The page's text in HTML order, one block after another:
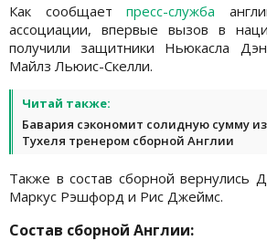
Как сообщает пресс-служба
ассоциации, впервые вызов в
получили защитники Ньюкасла
Майлз Льюис-Скелли.
Читай также:
Бавария сэкономит солидную сумму
Тухеля тренером сборной Англии
Также в состав сборной вернулись
Маркус Рэшфорд и Рис Джеймс.
Состав сборной Англии: